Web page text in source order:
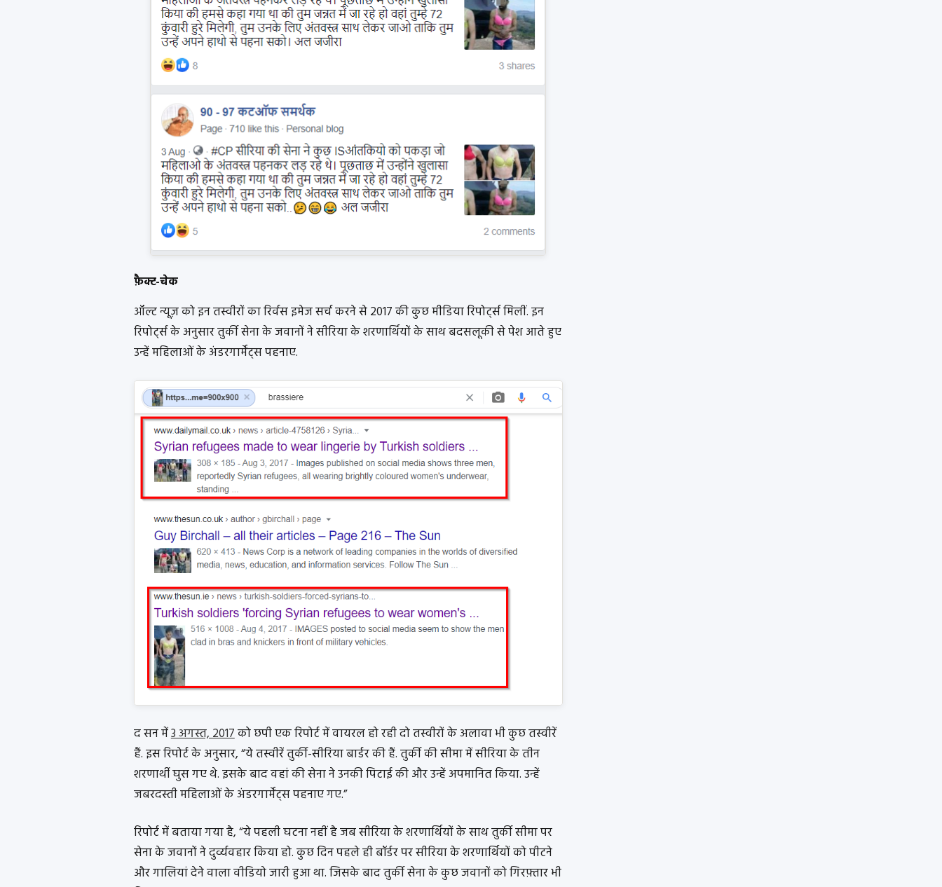
फ़ैक्ट-चेक
ऑल्ट न्यूज़ को इन तस्वीरों का रिर्वस इमेज सर्च करने से 2017 की कुछ मीडिया रिपोर्ट्स मिलीं. इन
रिपोर्ट्स के अनुसार तुर्की सेना के जवानों ने सीरिया के शरणार्थियों के साथ बदसलूकी से पेश आते हुए
उन्हें महिलाओं के अंडरगार्मेंट्स पहनाए.
द सन में3 अगस्त, 2017को छपी एक रिपोर्ट में वायरल हो रही दो तस्वीरों के अलावा भी कुछ तस्वीरें
हैं. इस रिपोर्ट के अनुसार, “ये तस्वीरें तुर्की-सीरिया बार्डर की हैं. तुर्की की सीमा में सीरिया के तीन
शरणार्थी घुस गए थे. इसके बाद वहां की सेना ने उनकी पिटाई की और उन्हें अपमानित किया. उन्हें
जबरदस्ती महिलाओं के अंडरगार्मेंट्स पहनाए गए.”
रिपोर्ट में बताया गया है, “ये पहली घटना नहीं है जब सीरिया के शरणार्थियों के साथ तुर्की सीमा पर
सेना के जवानों ने दुर्व्यवहार किया हो. कुछ दिन पहले ही बॉर्डर पर सीरिया के शरणार्थियों को पीटने
और गालियां देने वाला वीडियो जारी हुआ था. जिसके बाद तुर्की सेना के कुछ जवानों को गिरफ़्तार भी